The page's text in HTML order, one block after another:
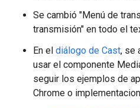
Se cambió "Menú de
transmisión" en todo el
En el diálogo de Cast, se
usar el componente
seguir los ejemplos de
Chrome o